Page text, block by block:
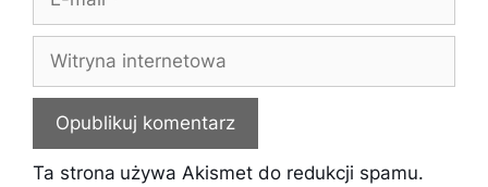
mail
internetowa
Ta strona używa Akismet do redukcji spamu.